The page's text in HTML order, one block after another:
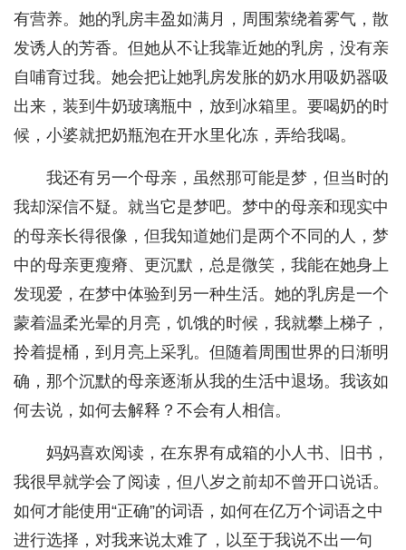
有营养。她的乳房丰盈如满月，周围萦绕着雾气，散
发诱人的芳香。但她从不让我靠近她的乳房，没有亲
自哺育过我。她会把让她乳房发胀的奶水用吸奶器吸
出来，装到牛奶玻璃瓶中，放到冰箱里。要喝奶的时
候，小婆就把奶瓶泡在开水里化冻，弄给我喝。
我还有另一个母亲，虽然那可能是梦，但当时的
我却深信不疑。就当它是梦吧。梦中的母亲和现实中
的母亲长得很像，但我知道她们是两个不同的人，梦
中的母亲更瘦瘠、更沉默，总是微笑，我能在她身上
发现爱，在梦中体验到另一种生活。她的乳房是一个
蒙着温柔光晕的月亮，饥饿的时候，我就攀上梯子，
拎着提桶，到月亮上采乳。但随着周围世界的日渐明
确，那个沉默的母亲逐渐从我的生活中退场。我该如
何去说，如何去解释？不会有人相信。
妈妈喜欢阅读，在东界有成箱的小人书、旧书，
我很早就学会了阅读，但八岁之前却不曾开口说话。
如何才能使用“正确”的词语，如何在亿万个词语之中
进行选择，对我来说太难了，以至于我说不出一句